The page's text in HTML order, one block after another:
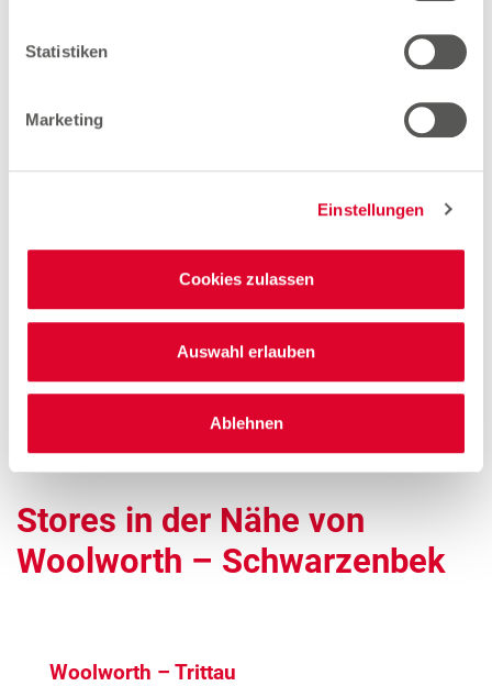
Statistiken
Marketing
Einstellungen
Cookies zulassen
Auswahl erlauben
Ablehnen
Arbeiten bei Woolworth –
Quereinsteiger Verkauf Teilzeit (gn*)
Stores in der Nähe von
Woolworth – Schwarzenbek
Woolworth – Trittau